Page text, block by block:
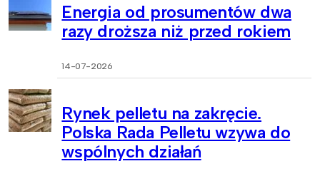
Energia od prosumentów dwa
razy droższa niż przed rokiem
14-07-2026
Rynek pelletu na zakręcie.
Polska Rada Pelletu wzywa do
wspólnych działań